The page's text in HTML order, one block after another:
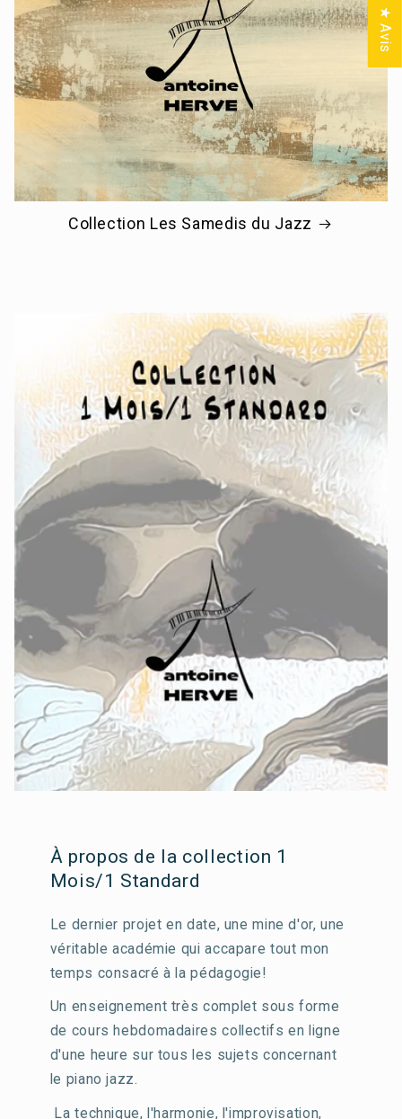
Collection Les Samedis du Jazz
À propos de la collection 1
Mois/1 Standard
Le dernier projet en date, une mine d'or, une
véritable académie qui accapare tout mon
temps consacré à la pédagogie!
Un enseignement très complet sous forme
de cours hebdomadaires collectifs en ligne
d'une heure sur tous les sujets concernant
le piano jazz.
La technique, l'harmonie, l'improvisation,
★ Avis